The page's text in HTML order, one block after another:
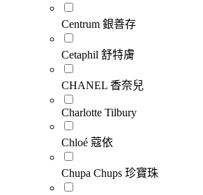
Centrum 銀善存
Cetaphil 舒特膚
CHANEL 香奈兒
Charlotte Tilbury
Chloé 蔻依
Chupa Chups 珍寶珠